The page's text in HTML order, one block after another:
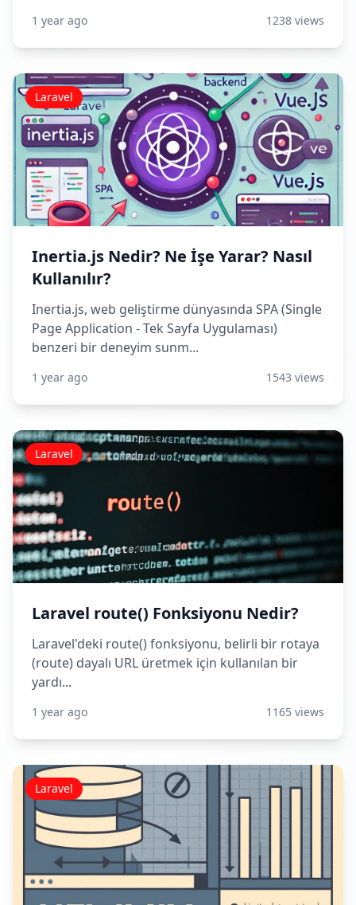
1 year ago 1238 views
Laravel
Inertia.js Nedir? Ne İşe Yarar? Nasıl
Kullanılır?
Inertia.js, web geliştirme dünyasında SPA (Single
Page Application - Tek Sayfa Uygulaması)
benzeri bir deneyim sunm...
1 year ago 1543 views
Laravel
Laravel route() Fonksiyonu Nedir?
Laravel'deki route() fonksiyonu, belirli bir rotaya
(route) dayalı URL üretmek için kullanılan bir
yardı...
1 year ago 1165 views
Laravel